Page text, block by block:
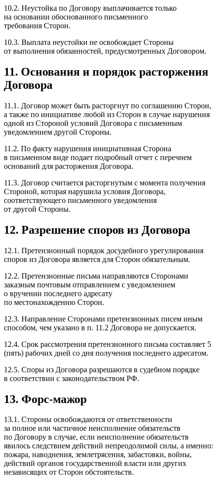
10.2. Неустойка по Договору выплачивается только
на основании обоснованного письменного
требования Сторон.
10.3. Выплата неустойки не освобождает Стороны
от выполнения обязанностей, предусмотренных Договором.
11. Основания и порядок расторжения
Договора
11.1. Договор может быть расторгнут по соглашению Сторон,
а также по инициативе любой из Сторон в случае нарушения
одной из Стороной условий Договора с письменным
уведомлением другой Стороны.
11.2. По факту нарушения инициативная Сторона
в письменном виде подает подробный отчет с перечнем
оснований для расторжения Договора.
11.3. Договор считается расторгнутым с момента получения
Стороной, которая нарушила условия Договора,
соответствующего письменного уведомления
от другой Стороны.
12. Разрешение споров из Договора
12.1. Претензионный порядок досудебного урегулирования
споров из Договора является для Сторон обязательным.
12.2. Претензионные письма направляются Сторонами
заказным почтовым отправлением с уведомлением
о вручении последнего адресату
по местонахождению Сторон.
12.3. Направление Сторонами претензионных писем иным
способом, чем указано в п. 11.2 Договора не допускается.
12.4. Срок рассмотрения претензионного письма составляет 5
(пять) рабочих дней со дня получения последнего адресатом.
12.5. Споры из Договора разрешаются в судебном порядке
в соответствии с законодательством РФ.
13. Форс-​мажор
13.1. Стороны освобождаются от ответственности
за полное или частичное неисполнение обязательств
по Договору в случае, если неисполнение обязательств
явилось следствием действий непреодолимой силы, а именно:
пожара, наводнения, землетрясения, забастовки, войны,
действий органов государственной власти или других
независящих от Сторон обстоятельств.